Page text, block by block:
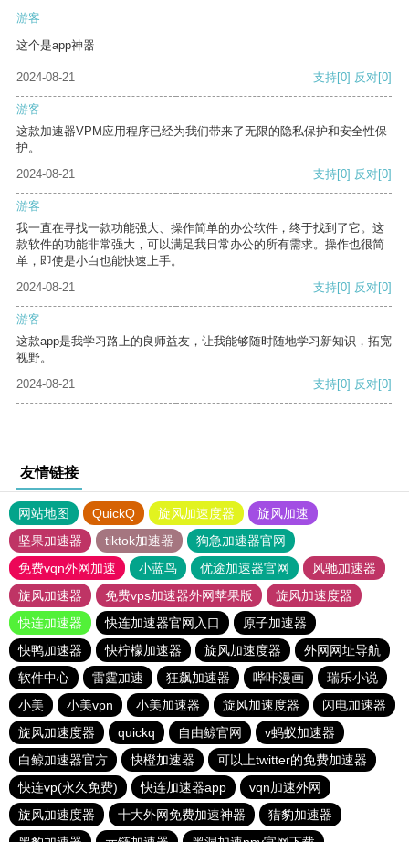
游客
这个是app神器
2024-08-21 支持[0] 反对[0]
游客
这款加速器VPM应用程序已经为我们带来了无限的隐私保护和安全性保
护。
2024-08-21
支持[0] 反对[0]
游客
我一直在寻找一款功能强大、操作简单的办公软件，终于找到了它。这
款软件的功能非常强大，可以满足我日常办公的所有需求。操作也很简
单，即使是小白也能快速上手。
2024-08-21
支持[0] 反对[0]
游客
这款app是我学习路上的良师益友，让我能够随时随地学习新知识，拓宽
视野。
2024-08-21
支持[0] 反对[0]
友情链接
网站地图 QuickQ 旋风加速度器
旋风加速
坚果加速器
tiktok加速器
狗急加速器官网
免费vqn外网加速
小蓝鸟 优途加速器官网
风驰加速器
旋风加速器
免费vps加速器外网苹果版
旋风加速度器
快连加速器
快连加速器官网入口
原子加速器
快鸭加速器
快柠檬加速器 旋风加速度器
外网网址导航
软件中心
雷霆加速 狂飙加速器 哔咔漫画
瑞乐小说
小美
小美vpn 小美加速器 旋风加速度器
闪电加速器
旋风加速度器
quickq 自由鲸官网
v蚂蚁加速器
白鲸加速器官方
快橙加速器
可以上twitter的免费加速器
快连vp(永久免费)
快连加速器app
vqn加速外网
旋风加速度器
十大外网免费加速神器
猎豹加速器